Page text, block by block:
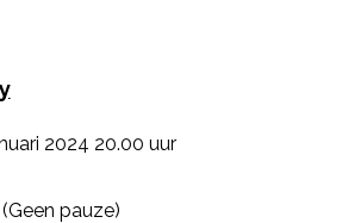
2024 20.00 uur
pauze)